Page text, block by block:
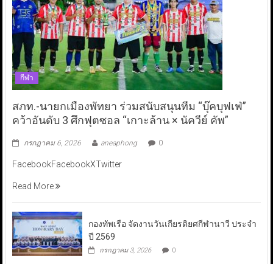
กีฬา
สภท.-นายกเมืองพัทยา ร่วมสนับสนุนทีม “บุ๊คบุฟเฟ่”
คว้าอันดับ 3 ศึกฟุตซอล “เกาะล้าน × นัควีย์ คัพ”
กรกฎาคม 6, 2026 aneaphong 0
FacebookFacebookXTwitter
Read More
กองทัพเรือ จัดงานวันเกียรติยศกีฬานาวี ประจำ
ปี 2569
กรกฎาคม 3, 2026 0